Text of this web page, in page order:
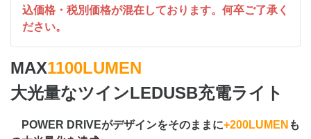
込価格・税別価格が混在しております。何卒ご了承く
ださい。
MAX1100LUMEN
大光量なツインLEDUSB充電ライト
POWER DRIVEがデザインをそのままに+200LUMEN も